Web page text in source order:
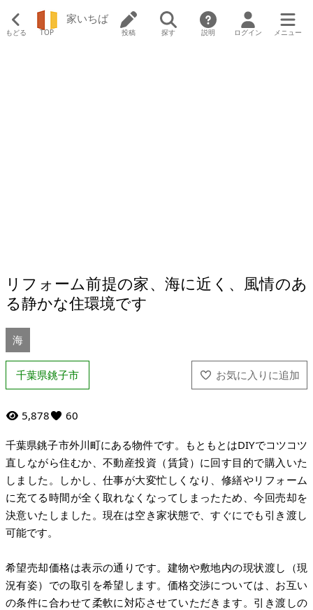
もどる TOP
家いちば
投稿 探す 説明 ログイン メニュー
リフォーム前提の家、海に近く、風情のあ
る静かな住環境です
海
千葉県銚子市
5,878 60
千葉県銚子市外川町にある物件です。もともとはDIYでコツコツ
直しながら住むか、不動産投資（賃貸）に回す目的で購入いた
しました。しかし、仕事が大変忙しくなり、修繕やリフォーム
に充てる時間が全く取れなくなってしまったため、今回売却を
決意いたしました。現在は空き家状態で、すぐにでも引き渡し
可能です。
希望売却価格は表示の通りです。建物や敷地内の現状渡し（現
況有姿）での取引を希望します。価格交渉については、お互い
の条件に合わせて柔軟に対応させていただきます。引き渡しの